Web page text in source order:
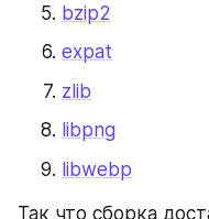
bzip2
expat
zlib
libpng
libwebp
Так что сборка